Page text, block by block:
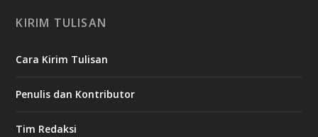
KIRIM TULISAN
Cara Kirim Tulisan
Penulis dan Kontributor
Tim Redaksi